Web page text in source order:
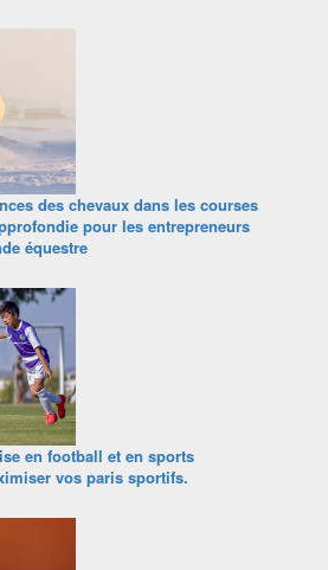
des chevaux dans les courses
pour les entrepreneurs
équestre
en football et en sports
vos paris sportifs.